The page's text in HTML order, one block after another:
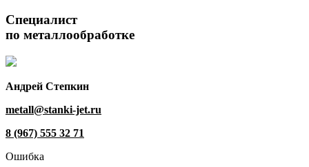
Специалист
по металлообработке
Андрей Степкин
metall@stanki-jet.ru
8 (967) 555 32 71
Ошибка